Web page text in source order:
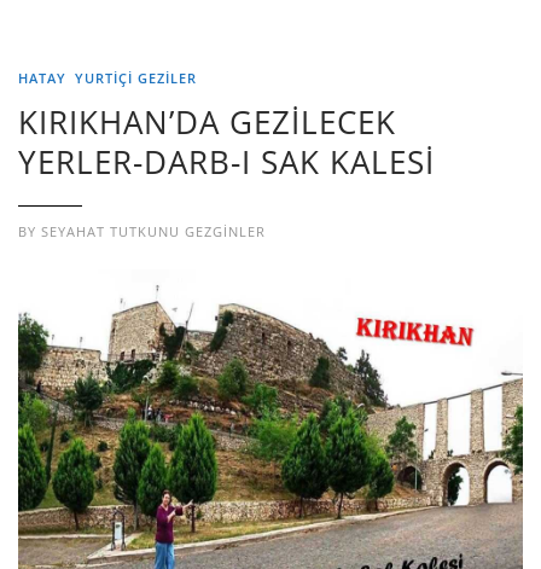
HATAY YURTIÇI GEZILER
KIRIKHAN’DA GEZİLECEK
YERLER-DARB-I SAK KALESİ
BY SEYAHAT TUTKUNU GEZGINLER